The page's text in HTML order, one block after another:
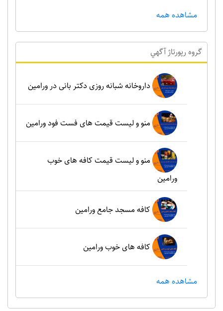
مشاهده همه
گروه رپورتاژ آگهي
داروخانه شبانه روزی دکتر بانی در ورامین
منو و لیست قیمت های فست فود ورامین
منو و لیست قیمت کافه های خوب
ورامین
کافه مسجد جامع ورامین
کافه های خوب ورامین
مشاهده همه